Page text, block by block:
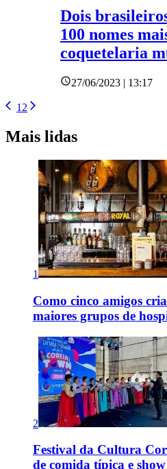
Dois
100 nomes
coquetelaria
27/06/2023 | 13:17
12
Mais lidas
1
Como cinco amigos
maiores grupos de
2
Festival da Cultura
de comida típica e